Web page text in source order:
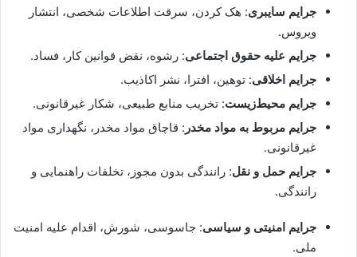
جرایم سایبری: هک کردن، سرقت اطلاعات شخصی، انتشار
ویروس.
جرایم علیه حقوق اجتماعی: رشوه، نقض قوانین کار، فساد.
جرایم اخلاقی: توهین، افترا، نشر اکاذیب.
جرایم محیط‌زیست: تخریب منابع طبیعی، شکار غیرقانونی.
جرایم مربوط به مواد مخدر : قاچاق مواد مخدر، نگهداری مواد
غیرقانونی.
جرایم حمل و نقل: رانندگی بدون مجوز، تخلفات راهنمایی و
رانندگی.
جرایم امنیتی و سیاسی: جاسوسی، شورش، اقدام علیه امنیت
ملی.